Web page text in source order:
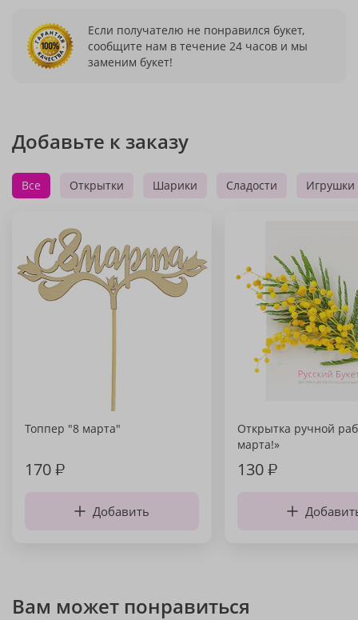
Если получателю не понравился букет,
сообщите нам в течение 24 часов и мы
заменим букет!
Добавьте к заказу
Все Открытки Шарики Сладости Игрушки
Топпер "8 марта"
170₽
Добавить
Открытка ручной
марта!»
130₽
Вам может понравиться